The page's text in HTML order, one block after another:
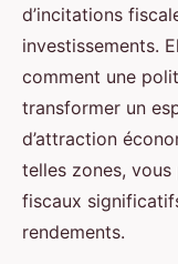
d’incitations
investissements.
comment une
transformer un
d’attraction
telles zones,
fiscaux
rendements.